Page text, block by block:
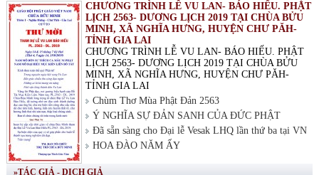
CHƯƠNG TRÌNH LỄ VU LAN- BÁO HIẾU. PHẬT
LỊCH 2563- DƯƠNG LỊCH 2019 TẠI CHÙA BỬU
MINH, XÃ NGHĨA HƯNG, HUYỆN CHƯ PĂH-
TỈNH GIA LAI
CHƯƠNG TRÌNH LỄ VU LAN- BÁO HIẾU. PHẬT
LỊCH 2563- DƯƠNG LỊCH 2019 TẠI CHÙA BỬU
MINH, XÃ NGHĨA HƯNG, HUYỆN CHƯ PĂH-
TỈNH GIA LAI
Chùm Thơ Mùa Phật Đản 2563
Ý NGHĨA SỰ ĐẢN SANH CỦA ĐỨC PHẬT
Đã sẵn sàng cho Đại lễ Vesak LHQ lần thứ ba tại VN
HOA ĐÀO NĂM ẤY
»TÁC GIẢ - DỊCH GIẢ